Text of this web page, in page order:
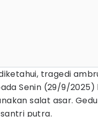
tragedi
Senin (29/9/
salat asar.
putra.